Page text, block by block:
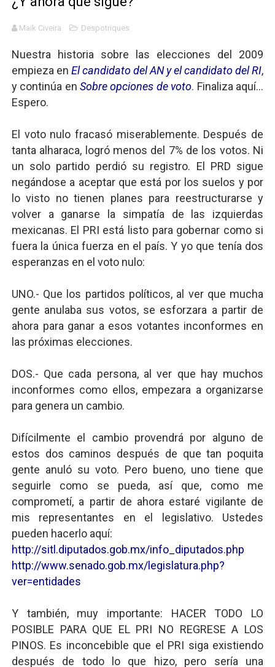
Llévenmelo fuchachos: El adiós a 'THE BOYS'
La falacia etimológica
Mario: La epopeya del fontanero - Parte II
Maik Civeira Despotriques
Nuestra historia sobre las elecciones del 2009
empieza en El candidato del AN y el candidato del RI,
y continúa enSobre opciones de voto. Finaliza aquí...
Espero.
El voto nulo fracasó miserablemente. Después de
tanta alharaca, logró menos del 7% de los votos. Ni
un solo partido perdió su registro. El PRD sigue
negándose a aceptar que está por los suelos y por
lo visto no tienen planes para reestructurarse y
volver a ganarse la simpatía de las izquierdas
mexicanas. El PRI está listo para gobernar como si
fuera la única fuerza en el país. Y yo que tenía dos
esperanzas en el voto nulo:
UNO.- Que los partidos políticos, al ver que mucha
gente anulaba sus votos, se esforzara a partir de
ahora para ganar a esos votantes inconformes en
las próximas elecciones.
DOS.- Que cada persona, al ver que hay muchos
inconformes como ellos, empezara a organizarse
para genera un cambio.
Difícilmente el cambio provendrá por alguno de
estos dos caminos después de que tan poquita
gente anuló su voto. Pero bueno, uno tiene que
seguirle como se pueda, así que, como me
comprometí, a partir de ahora estaré vigilante de
mis representantes en el legislativo. Ustedes
pueden hacerlo aquí:
http://sitl.diputados.gob.mx/info_diputados.php
http://www.senado.gob.mx/legislatura.php?
ver=entidades
Y también, muy importante: HACER TODO LO
POSIBLE PARA QUE EL PRI NO REGRESE A LOS
PINOS. Es inconcebible que el PRI siga existiendo
después de todo lo que hizo, pero sería una